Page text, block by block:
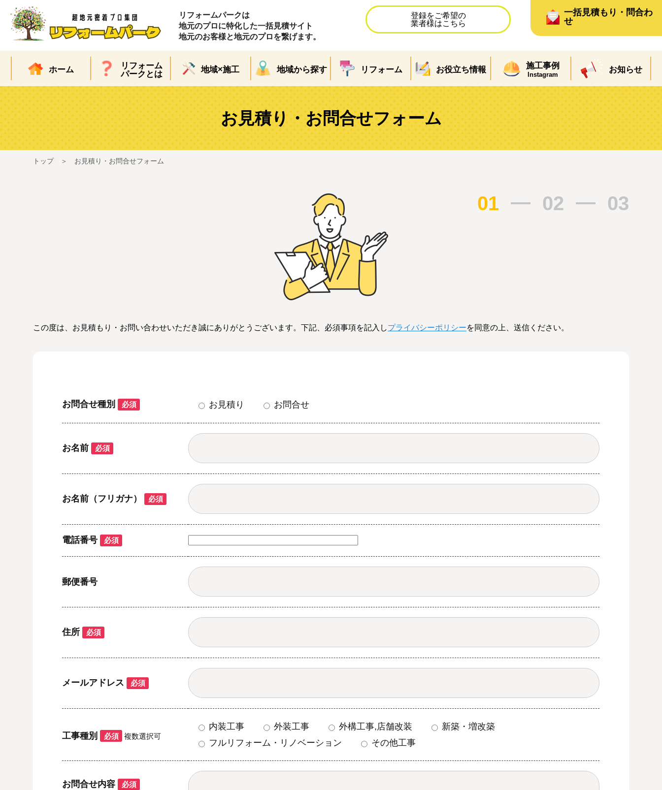
リフォームパークは
地元のプロに特化した一括見積サイト
地元のお客様と地元のプロを繋げます。
登録をご希望の
業者様はこちら
一括見積もり・問合わ
せ
ホーム
リフォーム
パークとは
地域×施工 地域から探す リフォーム お役立ち情報 施工事例
Instagram お知らせ
お見積り・お問合せフォーム
トップ お見積り・お問合せフォーム
01 02 03
この度は、お見積もり・お問い合わせいただき誠にありがとうございます。下記、必須事項を記入しプライバシーポリシーを同意の上、送信ください。
お問合せ種別 必須 お見積り お問合せ
お名前 必須
お名前（フリガナ） 必須
電話番号 必須
郵便番号
住所 必須
メールアドレス 必須
工事種別 必須 複数選択可
内装工事 外装工事 外構工事,店舗改装
新築・増改築
フルリフォーム・リノベーション
その他工事
お問合せ内容 必須